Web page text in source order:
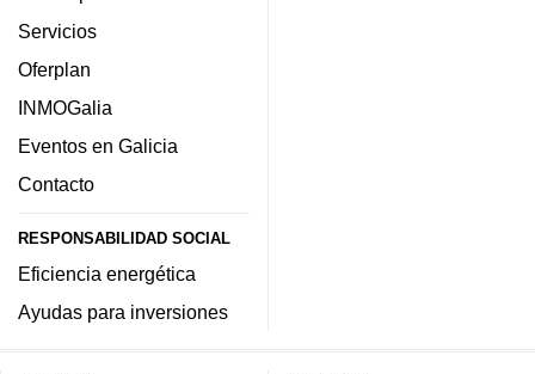
Servicios
Oferplan
INMOGalia
Eventos en Galicia
Contacto
RESPONSABILIDAD SOCIAL
Eficiencia energética
Ayudas para inversiones